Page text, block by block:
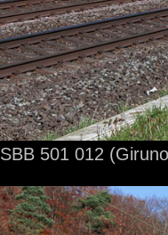
SBB 501 012